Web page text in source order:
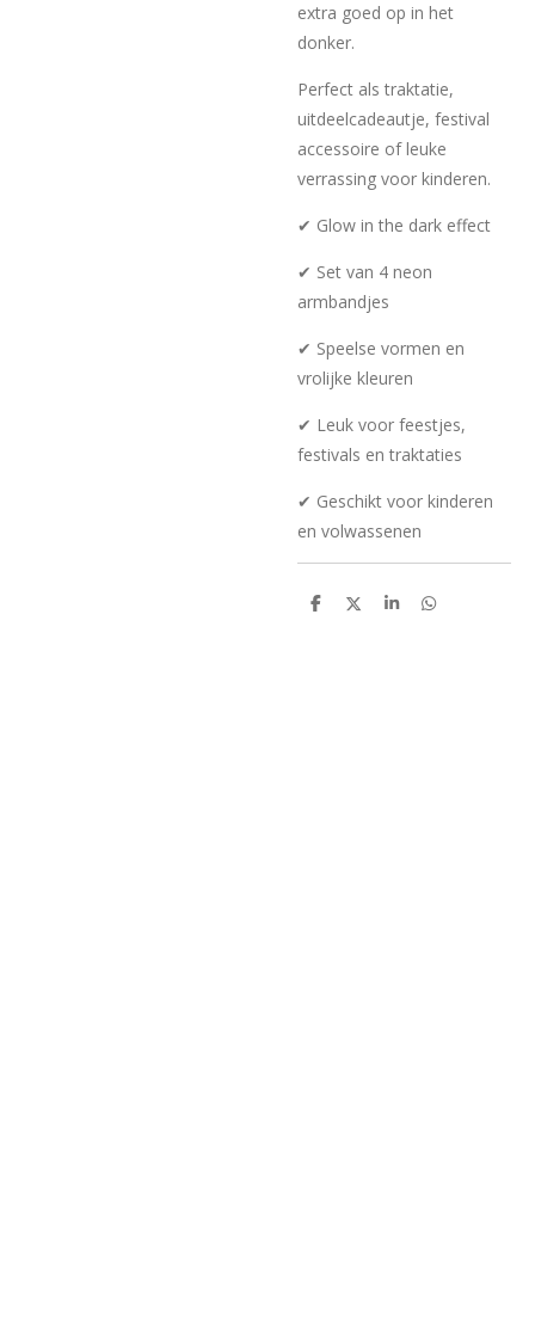
extra goed op in het
donker.
Perfect als traktatie,
uitdeelcadeautje, festival
accessoire of leuke
verrassing voor kinderen.
✔ Glow in the dark effect
✔ Set van 4 neon
armbandjes
✔ Speelse vormen en
vrolijke kleuren
✔ Leuk voor feestjes,
festivals en traktaties
✔ Geschikt voor kinderen
en volwassenen
D
D
S
D